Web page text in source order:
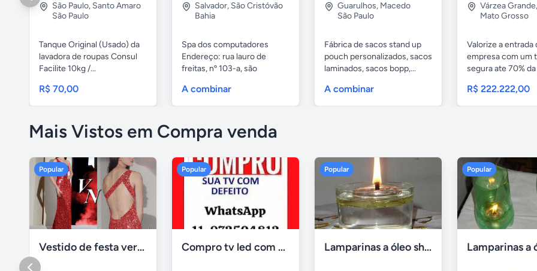
São Paulo, Santo Amaro
São Paulo
Tanque Original (Usado) da
lavadora de roupas Consul
Facilite 10kg /...
R$ 70,00
Salvador, São Cristóvão
Bahia
Spa dos computadores
Endereço: rua lauro de
freitas, nº 103-a, são
A combinar
Guarulhos, Macedo
São Paulo
Fábrica de sacos stand up
pouch personalizados, sacos
laminados, sacos bopp,...
A combinar
Várzea Grande,
Mato Grosso
Valorize a entrada
empresa com um
segura ate 70% da
R$ 222.222,00
Mais Vistos em Compra venda
Popular
Vestido de festa vermelho com brilho e pedraria
Popular
Compro tv led com defeito
Popular
Lamparinas a óleo shalom
Popular